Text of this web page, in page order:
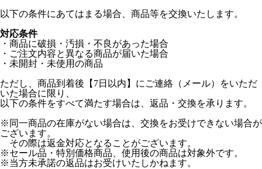
以下の条件にあてはまる場合、商品等を交換いたします。
対応条件
・商品に破損・汚損・不良があった場合
・ご注文内容と異なる商品が届いた場合
・未開封・未使用の商品
ただし、商品到着後【7日以内】にご連絡（メール）をいただ
いた場合に限り、
以下の条件をすべて満たす場合は、返品・交換を承ります。
※同一商品の在庫がない場合は、交換をお受けできない場合が
ございます。
その際は返金対応となることがございます。
※セール品・特別価格商品、使用後の商品は対象外です。
※当方未承諾の返品はお受けいたしかねます。